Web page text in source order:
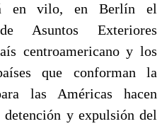
en vilo, en Berlín el
Asuntos Exteriores
centroamericano y los
que conforman la
las Américas hacen
y expulsión del